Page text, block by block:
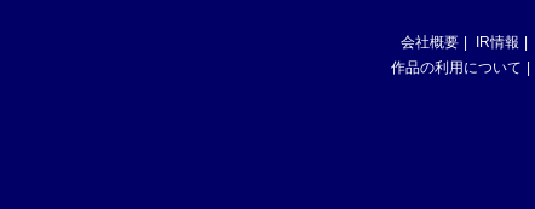
会社概要 IR情報
作品の利用について